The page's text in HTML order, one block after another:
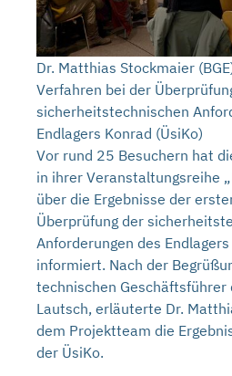
Dr. Matthias Stockmaier
Verfahren bei der
sicherheitstechnischen
Endlagers Konrad (ÜsiKo)
Vor rund 25 Besuchern hat
in ihrer Veranstaltungsreihe
über die Ergebnisse der
Überprüfung der
Anforderungen des
informiert. Nach der
technischen Geschäftsführer
Lautsch, erläuterte Dr.
dem Projektteam die
der ÜsiKo.